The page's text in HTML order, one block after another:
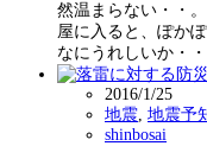
然温まらない・・
屋に入ると、ぽか
なにうれしいか・
2016/1/25
地震, 地震予
shinbosai